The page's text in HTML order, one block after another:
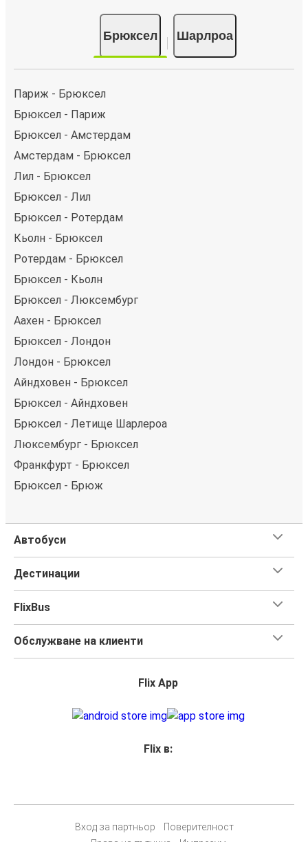
Брюксел Шарлроа
Париж - Брюксел
Брюксел - Париж
Брюксел - Амстердам
Амстердам - Брюксел
Лил - Брюксел
Брюксел - Лил
Брюксел - Ротердам
Кьолн - Брюксел
Ротердам - Брюксел
Брюксел - Кьолн
Брюксел - Люксембург
Аахен - Брюксел
Брюксел - Лондон
Лондон - Брюксел
Айндховен - Брюксел
Брюксел - Айндховен
Брюксел - Летище Шарлероа
Люксембург - Брюксел
Франкфурт - Брюксел
Брюксел - Брюж
Автобуси
Дестинации
FlixBus
Обслужване на клиенти
Flix App
Flix в:
Вход за партньор
Поверителност